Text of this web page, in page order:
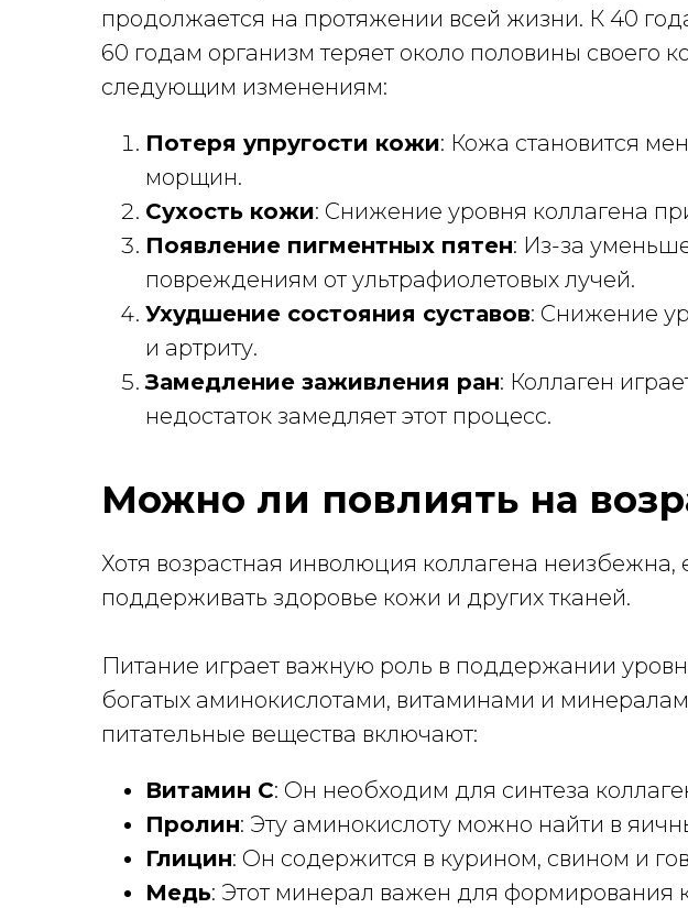
продолжается на протяжении всей жизни. К 40
60 годам организм теряет около половины своего
следующим изменениям:
Потеря упругости кожи: Кожа становится
морщин.
Сухость кожи: Снижение уровня коллагена
Появление пигментных пятен: Из-за
повреждениям от ультрафиолетовых лучей.
Ухудшение состояния суставов: Снижение
и артриту.
Замедление заживления ран: Коллаген
недостаток замедляет этот процесс.
Можно ли повлиять на
Хотя возрастная инволюция коллагена неизбежна,
поддерживать здоровье кожи и других тканей.
Питание играет важную роль в поддержании
богатых аминокислотами, витаминами и
питательные вещества включают:
Витамин С: Он необходим для синтеза
Пролин: Эту аминокислоту можно найти в
Глицин: Он содержится в курином, свином и
Медь: Этот минерал важен для формирования